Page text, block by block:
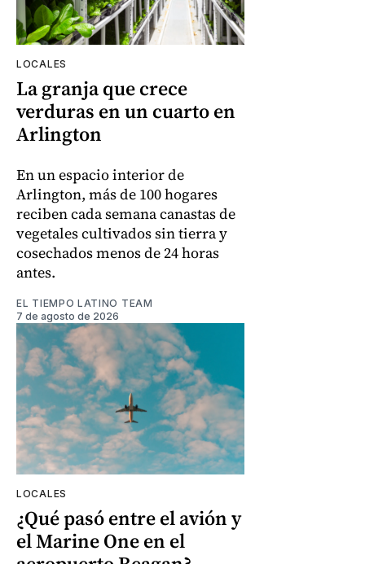
LOCALES
La granja que crece
verduras en un cuarto en
Arlington
En un espacio interior de
Arlington, más de 100 hogares
reciben cada semana canastas de
vegetales cultivados sin tierra y
cosechados menos de 24 horas
antes.
EL TIEMPO LATINO TEAM
7 de agosto de 2026
LOCALES
¿Qué pasó entre el avión y
el Marine One en el